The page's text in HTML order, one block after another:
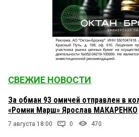
СВЕЖИЕ НОВОСТИ
За обман 93 омичей отправлен в
«Ромни Марш» Ярослав МАКАРЕНКО
7 августа 18:00 0 470